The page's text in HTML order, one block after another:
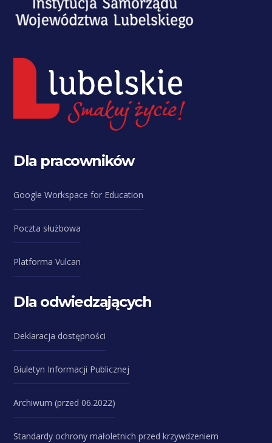
Dla pracowników
Google Workspace for Education
Poczta służbowa
Platforma Vulcan
Dla odwiedzających
Deklaracja dostępności
Biuletyn Informacji Publicznej
Archiwum (przed 06.2022)
Standardy ochrony małoletnich przed krzywdzeniem